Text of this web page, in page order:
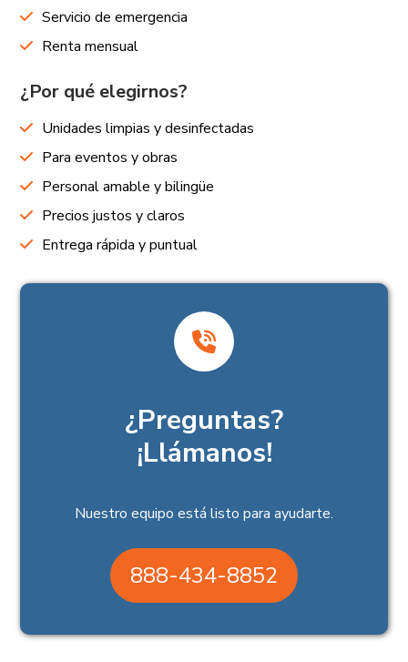
Servicio de emergencia
Renta mensual
¿Por qué elegirnos?
Unidades limpias y desinfectadas
Para eventos y obras
Personal amable y bilingüe
Precios justos y claros
Entrega rápida y puntual
¿Preguntas?
¡Llámanos!
Nuestro equipo está listo para ayudarte.
888-434-8852